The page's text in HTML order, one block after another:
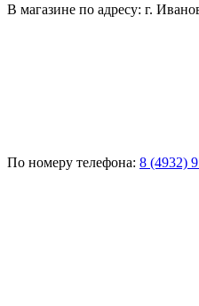
В магазине по адресу: г.
По номеру телефона: 8 (4932)